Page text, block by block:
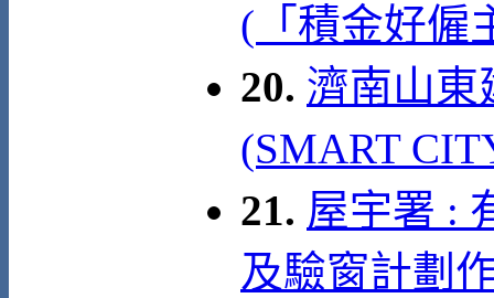
(「積金好僱
20. 濟南山東
(SMART
21. 屋宇署 :
及驗窗計劃